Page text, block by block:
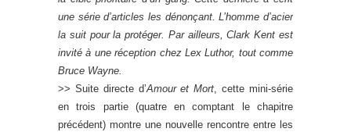
une série d’articles les dénonçant. L’homme d’acier
la suit pour la protéger. Par ailleurs, Clark Kent est
invité à une réception chez Lex Luthor, tout comme
Bruce Wayne.
>> Suite directe d’Amour et Mort, cette mini-série
en trois partie (quatre en comptant le chapitre
précédent) montre une nouvelle rencontre entre les